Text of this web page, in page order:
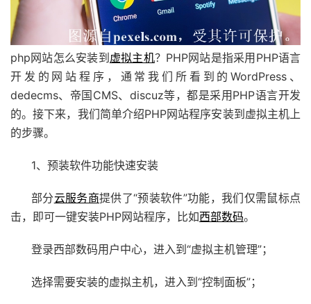
php网站怎么安装到虚拟主机？PHP网站是指采用PHP语言
开发的网站程序，通常我们所看到的WordPress、
dedecms、帝国CMS、discuz等，都是采用PHP语言开发
的。接下来，我们简单介绍PHP网站程序安装到虚拟主机上
的步骤。
1、预装软件功能快速安装
部分云服务商提供了“预装软件”功能，我们仅需鼠标点
击，即可一键安装PHP网站程序，比如西部数码。
登录西部数码用户中心，进入到“虚拟主机管理”；
选择需要安装的虚拟主机，进入到“控制面板”；